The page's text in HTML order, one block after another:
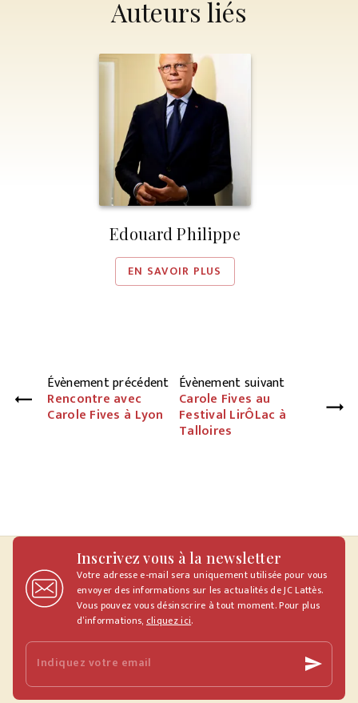
Auteurs liés
Edouard Philippe
EN SAVOIR PLUS
Évènement précédent
Rencontre avec
Carole Fives à Lyon
Évènement suivant
Carole Fives au
Festival LirÔLac à
Talloires
Inscrivez vous à la newsletter
Votre adresse e-mail sera uniquement utilisée pour vous
envoyer des informations sur les actualités de JC Lattès.
Vous pouvez vous désinscrire à tout moment. Pour plus
d’informations, cliquez ici.
Indiquez votre email send